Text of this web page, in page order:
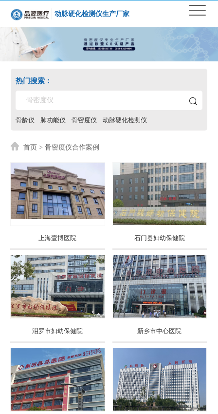
动脉硬化检测仪生产厂家
热门搜索：
骨龄仪 肺功能仪 骨密度仪 动脉硬化检测仪
首页 > 骨密度仪合作案例
上海壹博医院 石门县妇幼保健院
泪罗市妇幼保健院 新乡市中心医院